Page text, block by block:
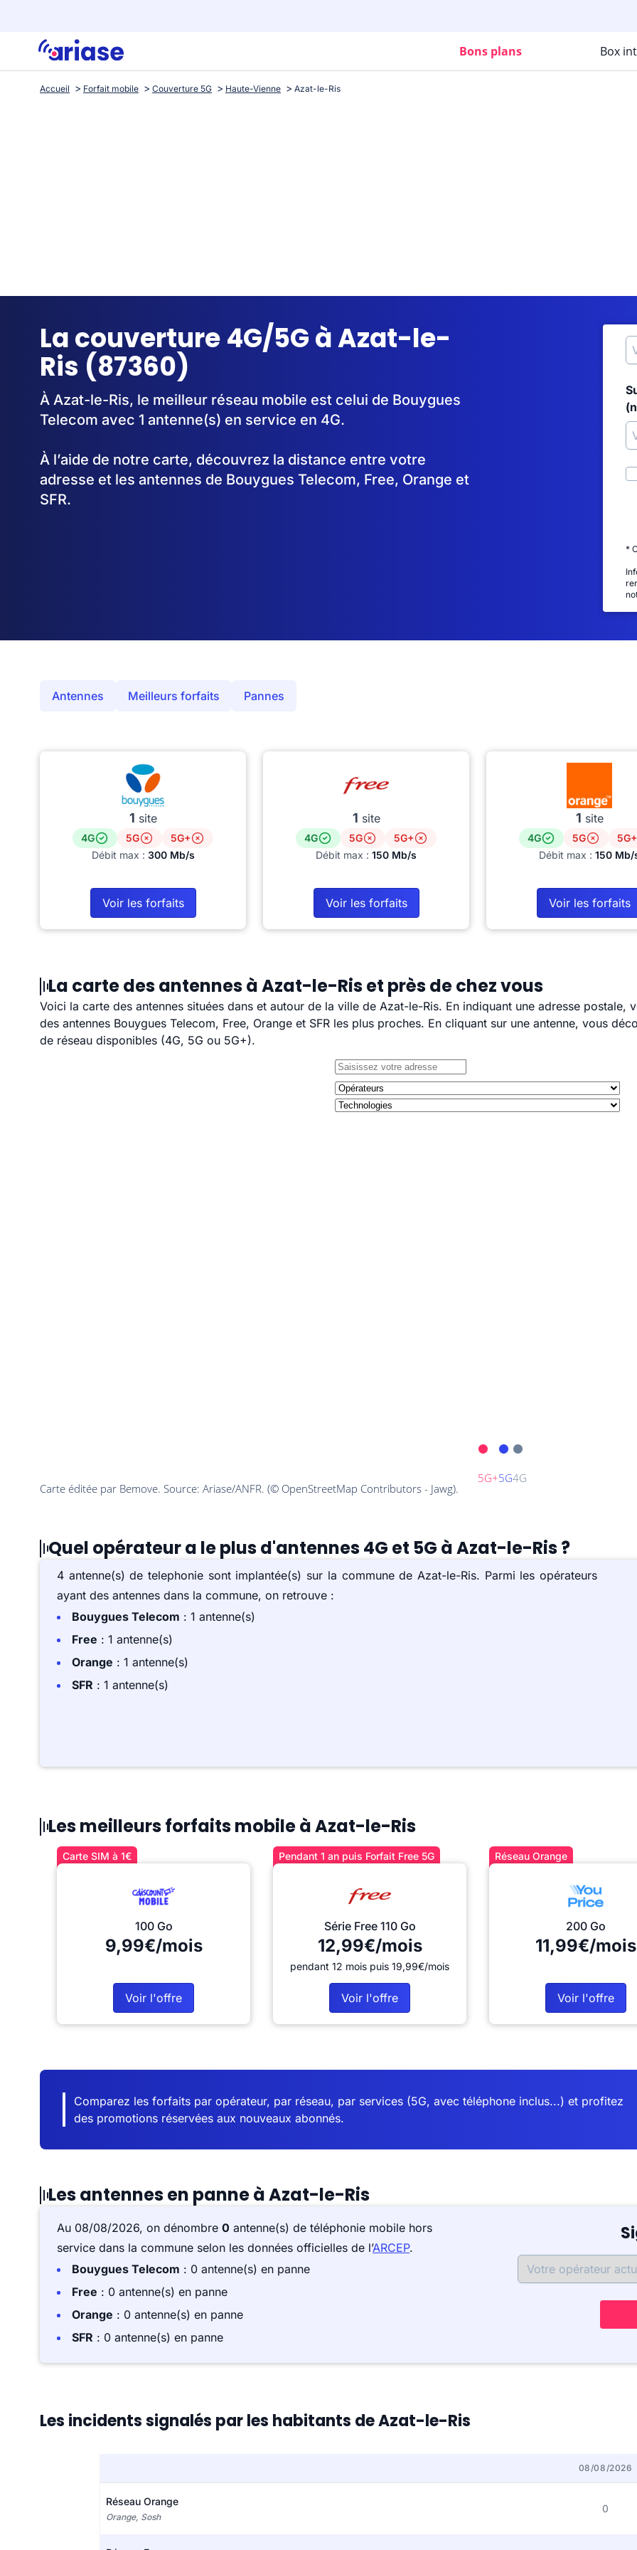
Bons plans Box
Accueil Forfait mobile Couverture 5G Haute-Vienne Azat-le-Ris
La couverture 4G/5G à Azat-le-
Ris (87360)
À Azat-le-Ris, le meilleur réseau mobile est celui de Bouygues
Telecom avec 1 antenne(s) en service en 4G.
À l’aide de notre carte, découvrez la distance entre votre
adresse et les antennes de Bouygues Telecom, Free, Orange et
SFR.
*
Antennes Meilleurs forfaits Pannes
1 site
4G 5G
5G+
Débit max : 300 Mb/s
Voir les forfaits
1 site
4G 5G
5G+
Débit max : 150 Mb/s
Voir les forfaits
1 site
4G 5G
5G+
Débit max : 150 Mb/
Voir les forfaits
La carte des antennes à Azat-le-Ris et près de chez vous
Voici la carte des antennes situées dans et autour de la ville de Azat-le-Ris. En indiquant une adresse
des antennes Bouygues Telecom, Free, Orange et SFR les plus proches. En cliquant sur une antenne, vous
de réseau disponibles (4G, 5G ou 5G+).
Quel opérateur a le plus d'antennes 4G et 5G à Azat-le-Ris ?
4 antenne(s) de telephonie sont implantée(s) sur la commune de Azat-le-Ris. Parmi les opérateurs
ayant des antennes dans la commune, on retrouve :
Bouygues Telecom : 1 antenne(s)
Free : 1 antenne(s)
Orange : 1 antenne(s)
SFR : 1 antenne(s)
Les meilleurs forfaits mobile à Azat-le-Ris
Carte SIM à 1€
100 Go
9,99€/mois
Voir l'offre
Pendant 1 an puis Forfait Free 5G
Série Free 110 Go
12,99€/mois
pendant 12 mois puis 19,99€/mois
Voir l'offre
Réseau Orange
200 Go
11,99€/mois
Voir l'offre
Comparez les forfaits par opérateur, par réseau, par services (5G, avec téléphone inclus...) et profitez
des promotions réservées aux nouveaux abonnés.
Les antennes en panne à Azat-le-Ris
Au 08/08/2026, on dénombre 0 antenne(s) de téléphonie mobile hors
service dans la commune selon les données officielles de l’ARCEP.
Bouygues Telecom : 0 antenne(s) en panne
Free : 0 antenne(s) en panne
Orange : 0 antenne(s) en panne
SFR : 0 antenne(s) en panne
Les incidents signalés par les habitants de Azat-le-Ris
08/08/2026
Réseau Orange
Orange, Sosh
0